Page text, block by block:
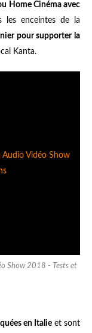
Home Cinéma avec
les enceintes de la
pour supporter la
Kanta.
Show 2018 - Tests et
en Italie et sont